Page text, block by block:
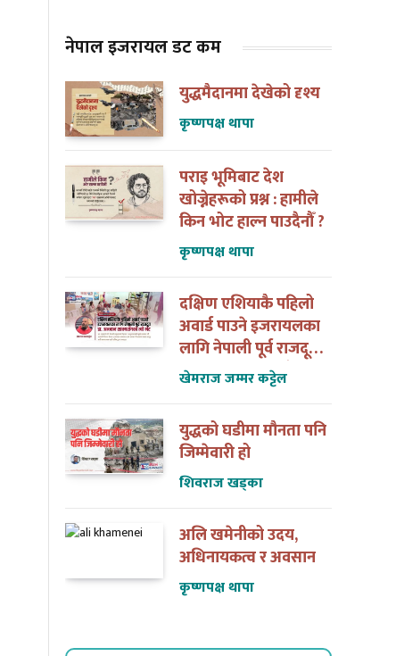
नेपाल इजरायल डट कम
युद्धमैदानमा देखेको दृश्य
कृष्णपक्ष थापा
पराइ भूमिबाट देश
खोज्नेहरूको प्रश्न : हामीले
किन भोट हाल्न पाउदैनौँ ?
कृष्णपक्ष थापा
दक्षिण एशियाकै पहिलो
अवार्ड पाउने इजरायलका
लागि नेपाली पूर्व राजदूत
डा. अन्जान शाक्यसँगको
खेमराज जम्मर कट्टेल
युद्धको घडीमा मौनता पनि
जिम्मेवारी हो
शिवराज खड्का
अलि खमेनीको उदय,
अधिनायकत्व र अवसान
कृष्णपक्ष थापा